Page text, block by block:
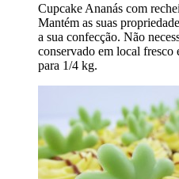
Cupcake Ananás com
Mantém as suas
a sua confecção. Não
conservado em local fresco
para 1/4 kg.